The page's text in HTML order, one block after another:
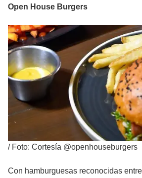
Open House Burgers
/ Foto: Cortesía @openhouseburgers
Con hamburguesas reconocidas